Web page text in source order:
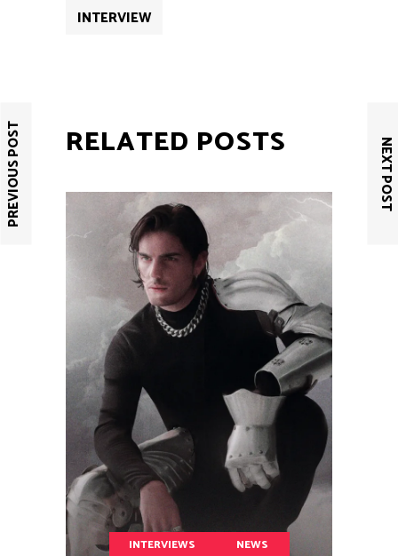
INTERVIEW
PREVIOUS POST NEXT POST
RELATED POSTS
INTERVIEWS NEWS